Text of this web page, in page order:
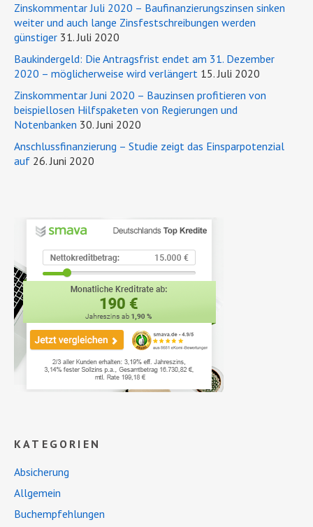
Zinskommentar Juli 2020 – Baufinanzierungszinsen sinken
weiter und auch lange Zinsfestschreibungen werden
günstiger 31. Juli 2020
Baukindergeld: Die Antragsfrist endet am 31. Dezember
2020 – möglicherweise wird verlängert 15. Juli 2020
Zinskommentar Juni 2020 – Bauzinsen profitieren von
beispiellosen Hilfspaketen von Regierungen und
Notenbanken 30. Juni 2020
Anschlussfinanzierung – Studie zeigt das Einsparpotenzial
auf 26. Juni 2020
KATEGORIEN
Absicherung
Allgemein
Buchempfehlungen